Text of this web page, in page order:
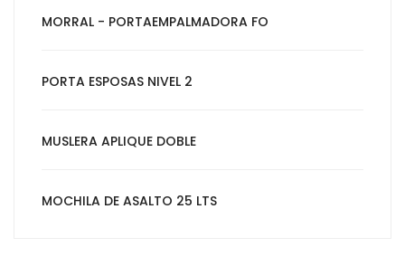
MORRAL - PORTAEMPALMADORA FO
PORTA ESPOSAS NIVEL 2
MUSLERA APLIQUE DOBLE
MOCHILA DE ASALTO 25 LTS